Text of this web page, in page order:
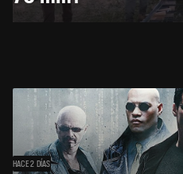
HACE 2 DÍAS